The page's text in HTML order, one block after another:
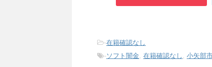
-在籍確認なし
-ソフト闇金, 在籍確認なし , 小矢部